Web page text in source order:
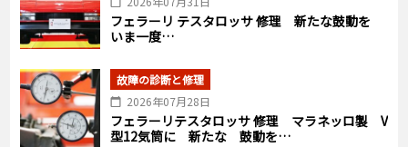
フェラーリ テスタロッサ 修理 新たな鼓動を
いま一度…
故障の診断と修理
2026年07月28日
フェラーリテスタロッサ 修理 マラネッロ製 V
型12気筒に 新たな 鼓動を…